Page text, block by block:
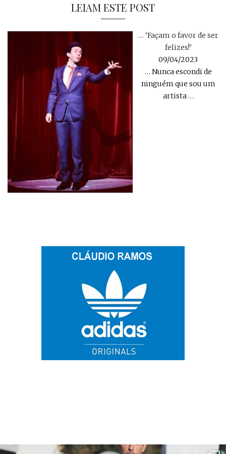
LEIAM ESTE POST
… ‘Façam o favor de ser
felizes!’
09/04/2023
… Nunca escondi de
ninguém que sou um
artista…